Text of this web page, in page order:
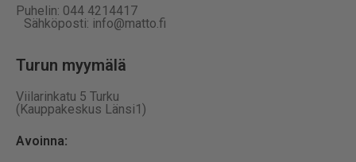
Puhelin: 044 4214417
Sähköposti: info@matto.fi
Turun myymälä
Viilarinkatu 5 Turku
(Kauppakeskus Länsi1)
Avoinna: